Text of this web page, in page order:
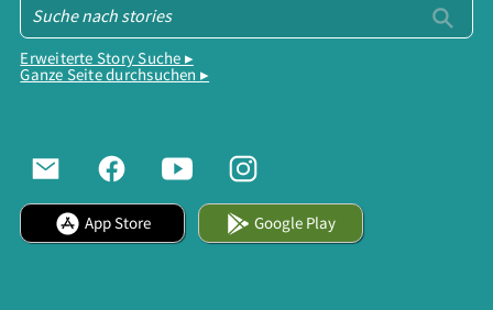
Erweiterte Story Suche ▸
Ganze Seite durchsuchen ▸
App Store Google Play